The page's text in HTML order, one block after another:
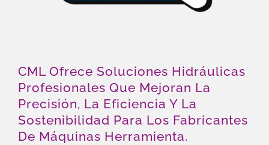
CML Ofrece Soluciones Hidráulicas
Profesionales Que Mejoran La
Precisión, La Eficiencia Y La
Sostenibilidad Para Los Fabricantes
De Máquinas Herramienta.